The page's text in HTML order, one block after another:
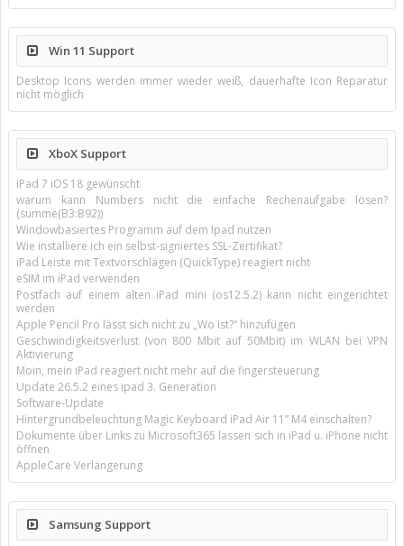
Win 11 Support
Desktop Icons werden immer wieder weiß, dauerhafte Icon Reparatur
nicht möglich
XboX Support
iPad 7 iOS 18 gewünscht
warum kann Numbers nicht die einfache Rechenaufgabe lösen?
(summe(B3:B92))
Windowbasiertes Programm auf dem Ipad nutzen
Wie installiere ich ein selbst-signiertes SSL-Zertifikat?
iPad Leiste mit Textvorschlägen (QuickType) reagiert nicht
eSIM im iPad verwenden
Postfach auf einem alten iPad mini (os12.5.2) kann nicht eingerichtet
werden
Apple Pencil Pro lässt sich nicht zu „Wo ist?“ hinzufügen
Geschwindigkeitsverlust (von 800 Mbit auf 50Mbit) im WLAN bei VPN
Aktivierung
Moin, mein iPad reagiert nicht mehr auf die fingersteuerung
Update 26.5.2 eines ipad 3. Generation
Software-Update
Hintergrundbeleuchtung Magic Keyboard iPad Air 11’’ M4 einschalten?
Dokumente über Links zu Microsoft365 lassen sich in iPad u. iPhone nicht
öffnen
AppleCare Verlängerung
Samsung Support